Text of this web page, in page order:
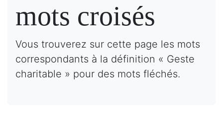
mots croisés
Vous trouverez sur cette page les mots
correspondants à la définition « Geste
charitable » pour des mots fléchés.